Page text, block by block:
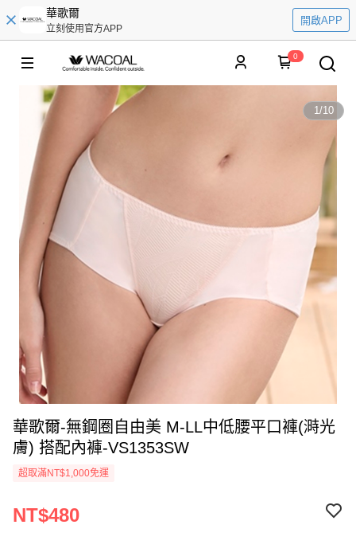
華歌爾
立刻使用官方APP
開啟APP
0
1/10
華歌爾-無鋼圈自由美 M-LL中低腰平口褲(溡光
膚) 搭配內褲-VS1353SW
超取滿NT$1,000免運
NT$480